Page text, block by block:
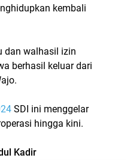
kembali
dan walhasil izin
berhasil keluar dari
SDI ini menggelar
hingga kini.
Kadir